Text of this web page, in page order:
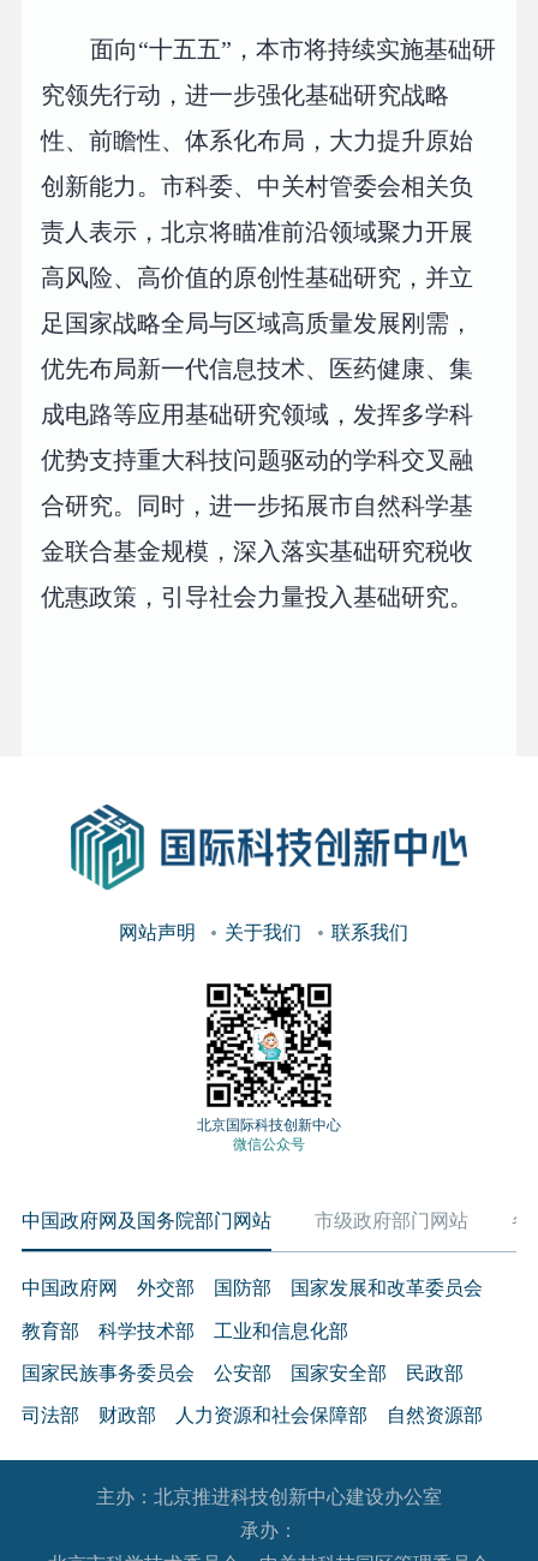
面向“十五五”，本市将持续实施基础研
究领先行动，进一步强化基础研究战略
性、前瞻性、体系化布局，大力提升原始
创新能力。市科委、中关村管委会相关负
责人表示，北京将瞄准前沿领域聚力开展
高风险、高价值的原创性基础研究，并立
足国家战略全局与区域高质量发展刚需，
优先布局新一代信息技术、医药健康、集
成电路等应用基础研究领域，发挥多学科
优势支持重大科技问题驱动的学科交叉融
合研究。同时，进一步拓展市自然科学基
金联合基金规模，深入落实基础研究税收
优惠政策，引导社会力量投入基础研究。
网站声明 关于我们 联系我们
北京国际科技创新中心
微信公众号
中国政府网及国务院部门网站 市级政府部门网站 各
中国政府网 外交部 国防部 国家发展和改革委员会
教育部 科学技术部 工业和信息化部
国家民族事务委员会 公安部 国家安全部 民政部
司法部 财政部 人力资源和社会保障部 自然资源部
生态环境部 住房和城乡建设部 交通运输部 水利部
农业农村部 商务部 文化和旅游部
退役军人事务部
主办：北京推进科技创新中心建设办公室
承办：